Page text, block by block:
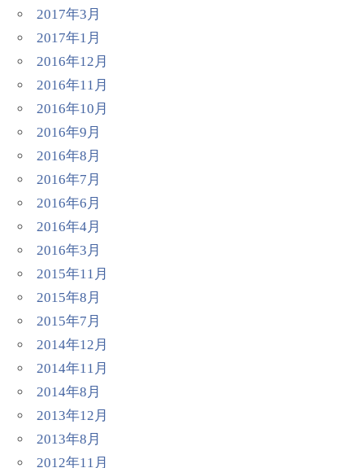
2017年3月
2017年1月
2016年12月
2016年11月
2016年10月
2016年9月
2016年8月
2016年7月
2016年6月
2016年4月
2016年3月
2015年11月
2015年8月
2015年7月
2014年12月
2014年11月
2014年8月
2013年12月
2013年8月
2012年11月